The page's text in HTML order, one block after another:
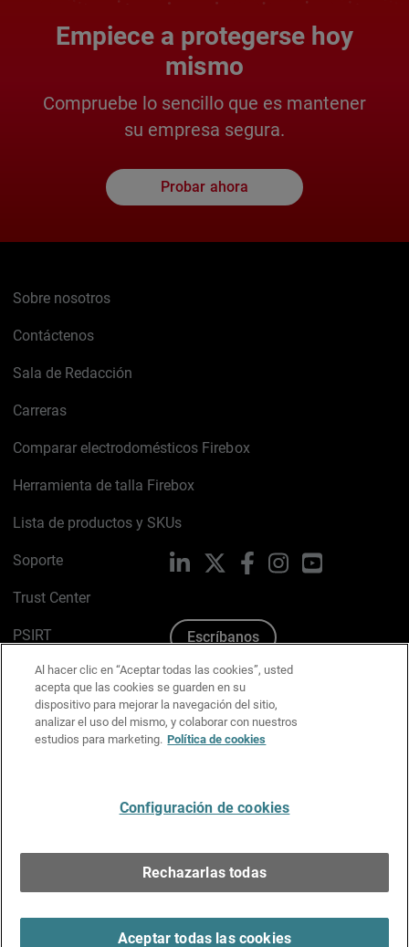
Empiece a protegerse hoy
mismo
Compruebe lo sencillo que es mantener
su empresa segura.
Probar ahora
Sobre nosotros
Contáctenos
Sala de Redacción
Carreras
Comparar electrodomésticos Firebox
Herramienta de talla Firebox
Lista de productos y SKUs
Soporte
Trust Center
PSIRT
Política de cookies
Política de privacidad
Kit de medios y marca
LinkedIn FacebookInstagramYouTube
Escríbanos
Al hacer clic en “Aceptar todas las cookies”, usted
acepta que las cookies se guarden en su
dispositivo para mejorar la navegación del sitio,
analizar el uso del mismo, y colaborar con nuestros
estudios para marketing. Política de cookies
Configuración de cookies
Rechazarlas todas
Aceptar todas las cookies